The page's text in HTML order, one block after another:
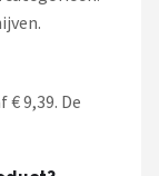
9,39. De